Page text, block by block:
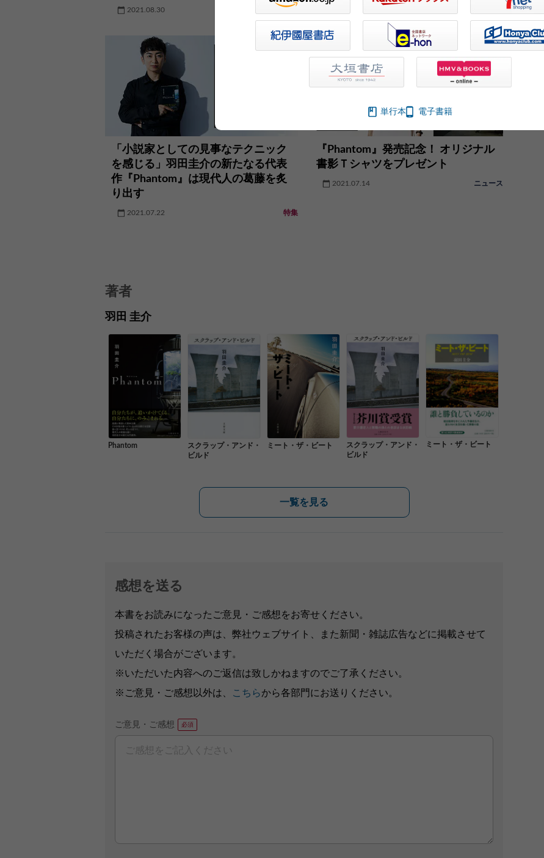
2021.08.30 イベント・レポート
「小説家としての見事なテクニック
を感じる」羽田圭介の新たなる代表
作『Phantom』は現代人の葛藤を炙
り出す
2021.07.22 特集
『Phantom』発売記念！ オリジナル
書影Ｔシャツをプレゼント
2021.07.14 ニュース
著者
羽田 圭介
Phantom
スクラップ・アンド・
ビルド
ミート・ザ・ビート
スクラップ・アンド・
ビルド
ミート・ザ・ビート
一覧を見る
感想を送る
本書をお読みになったご意見・ご感想をお寄せください。
投稿されたお客様の声は、弊社ウェブサイト、また新聞・雑誌広告などに掲載させて
いただく場合がございます。
※いただいた内容へのご返信は致しかねますのでご了承ください。
※ご意見・ご感想以外は、
こちらから各部門にお送りください。
ご意見・ご感想
単行本 電子書籍